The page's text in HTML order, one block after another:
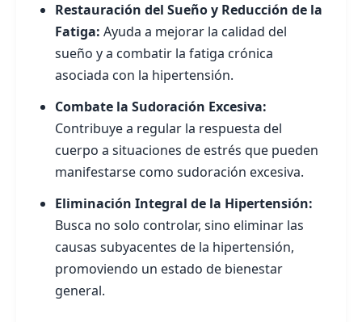
Restauración del Sueño y Reducción de la
Fatiga: Ayuda a mejorar la calidad del
sueño y a combatir la fatiga crónica
asociada con la hipertensión.
Combate la Sudoración Excesiva:
Contribuye a regular la respuesta del
cuerpo a situaciones de estrés que pueden
manifestarse como sudoración excesiva.
Eliminación Integral de la Hipertensión:
Busca no solo controlar, sino eliminar las
causas subyacentes de la hipertensión,
promoviendo un estado de bienestar
general.